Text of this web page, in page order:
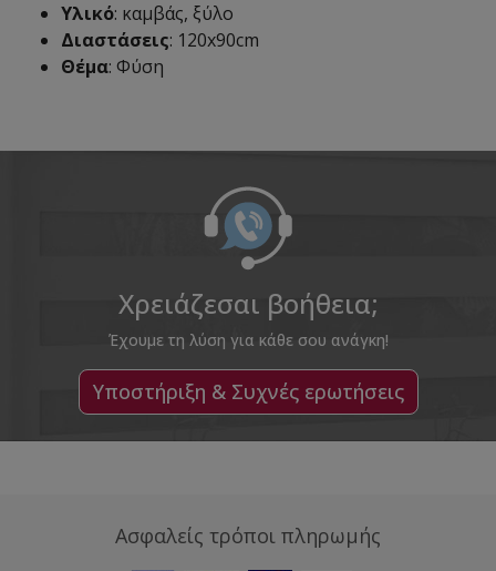
Υλικό: καμβάς, ξύλο
Διαστάσεις: 120x90cm
Θέμα: Φύση
Χρειάζεσαι βοήθεια;
Έχουμε τη λύση για κάθε σου ανάγκη!
Υποστήριξη & Συχνές ερωτήσεις
Ασφαλείς τρόποι πληρωμής